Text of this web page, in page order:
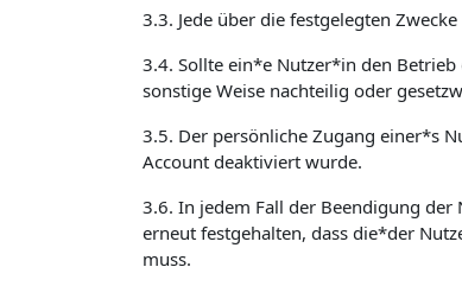
3.3. Jede über die festgelegten
3.4. Sollte ein*e Nutzer*in den
sonstige Weise nachteilig oder
3.5. Der persönliche Zugang einer*s
Account deaktiviert wurde.
3.6. In jedem Fall der Beendigung
erneut festgehalten, dass die*der
muss.